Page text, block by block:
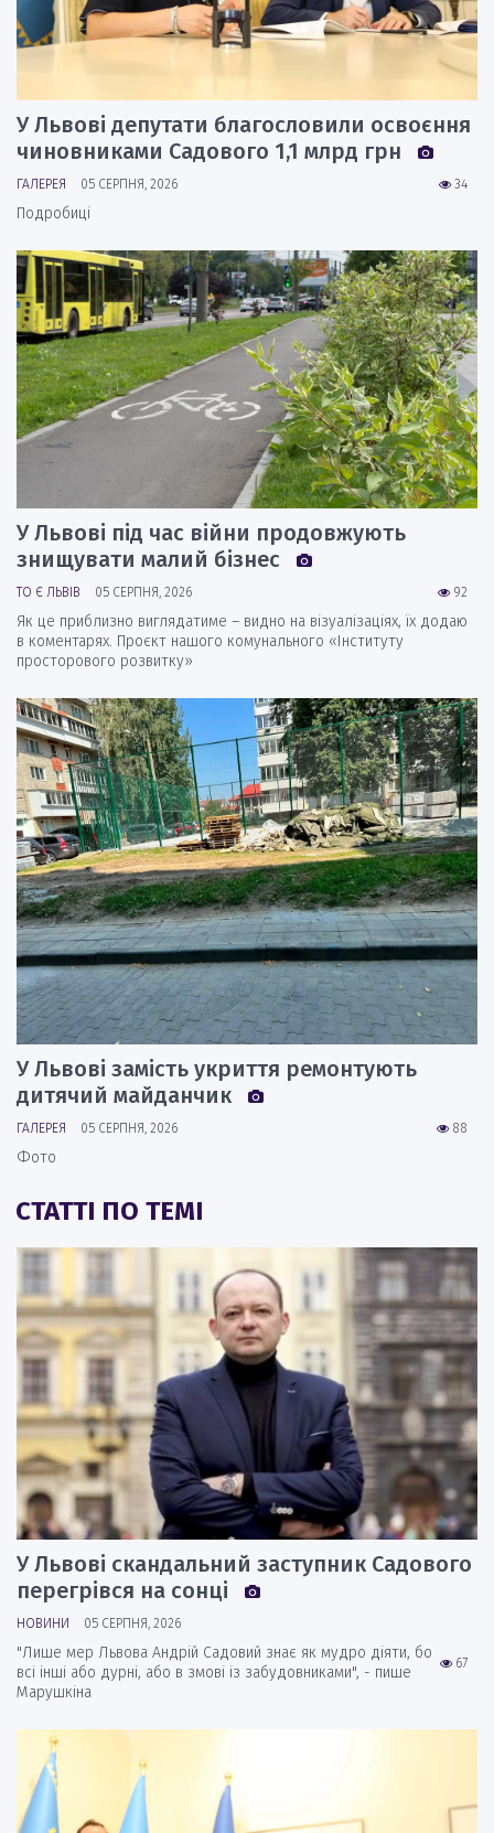
У Львові депутати благословили освоєння
чиновниками Садового 1,1 млрд грн
34
ГАЛЕРЕЯ 05 СЕРПНЯ, 2026
Подробиці
У Львові під час війни продовжують
знищувати малий бізнес
92
ТО Є ЛЬВІВ 05 СЕРПНЯ, 2026
Як це приблизно виглядатиме – видно на візуалізаціях, їх додаю
в коментарях. Проєкт нашого комунального «Інституту
просторового розвитку»
У Львові замість укриття ремонтують
дитячий майданчик
88
ГАЛЕРЕЯ 05 СЕРПНЯ, 2026
Фото
СТАТТІ ПО ТЕМІ
У Львові скандальний заступник Садового
перегрівся на сонці
НОВИНИ 05 СЕРПНЯ, 2026
67
"Лише мер Львова Андрій Садовий знає як мудро діяти, бо
всі інші або дурні, або в змові із забудовниками", - пише
Марушкіна